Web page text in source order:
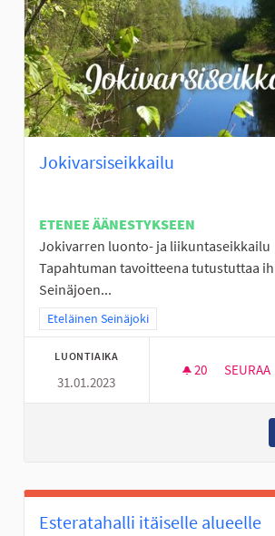
Jokivarsiseikkailu
ETENEE ÄÄNESTYKSEEN
Jokivarren luonto- ja liikuntaseikkailu
Tapahtuman tavoitteena tutustuttaa
Seinäjoen...
Rajaa tulokset teeman mukaan: Eteläinen
Eteläinen Seinäjoki
LUONTIAIKA
31.01.2023
20 20
SEURAA
Esteratahalli itäiselle alueelle